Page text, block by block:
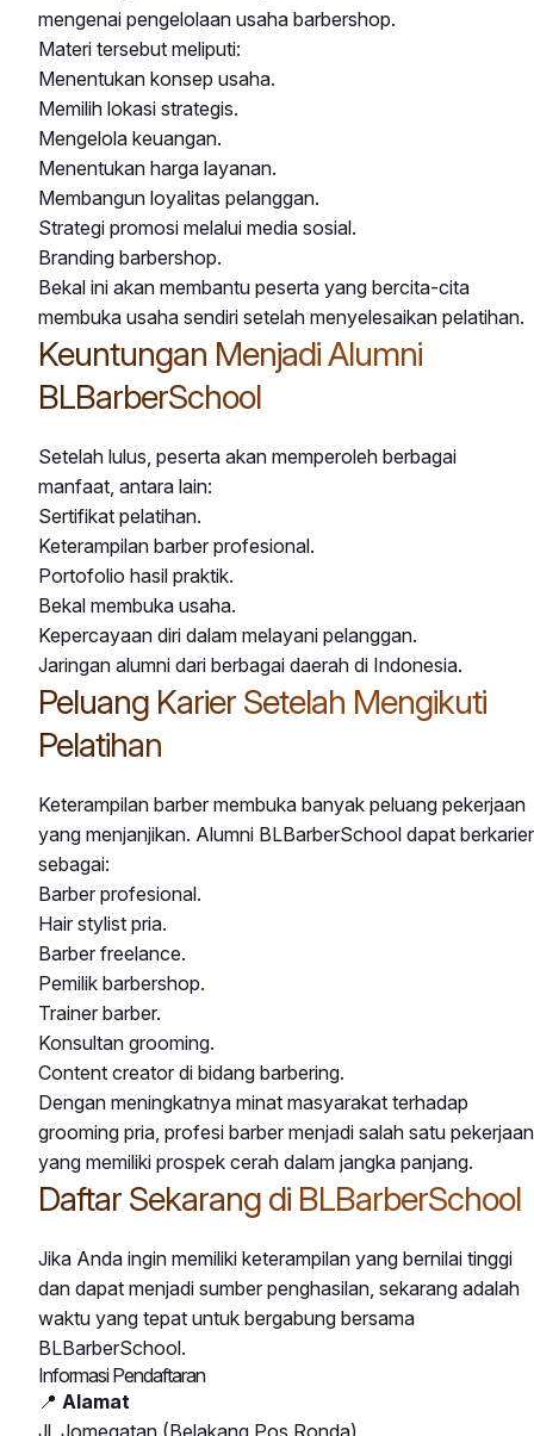
mengenai pengelolaan usaha barbershop.
Materi tersebut meliputi:
Menentukan konsep usaha.
Memilih lokasi strategis.
Mengelola keuangan.
Menentukan harga layanan.
Membangun loyalitas pelanggan.
Strategi promosi melalui media sosial.
Branding barbershop.
Bekal ini akan membantu peserta yang bercita-cita
membuka usaha sendiri setelah menyelesaikan pelatihan.
Keuntungan Menjadi Alumni
BLBarberSchool
Setelah lulus, peserta akan memperoleh berbagai
manfaat, antara lain:
Sertifikat pelatihan.
Keterampilan barber profesional.
Portofolio hasil praktik.
Bekal membuka usaha.
Kepercayaan diri dalam melayani pelanggan.
Jaringan alumni dari berbagai daerah di Indonesia.
Peluang Karier Setelah Mengikuti
Pelatihan
Keterampilan barber membuka banyak peluang pekerjaan
yang menjanjikan. Alumni BLBarberSchool dapat berkarier
sebagai:
Barber profesional.
Hair stylist pria.
Barber freelance.
Pemilik barbershop.
Trainer barber.
Konsultan grooming.
Content creator di bidang barbering.
Dengan meningkatnya minat masyarakat terhadap
grooming pria, profesi barber menjadi salah satu pekerjaan
yang memiliki prospek cerah dalam jangka panjang.
Daftar Sekarang di BLBarberSchool
Jika Anda ingin memiliki keterampilan yang bernilai tinggi
dan dapat menjadi sumber penghasilan, sekarang adalah
waktu yang tepat untuk bergabung bersama
BLBarberSchool.
Informasi Pendaftaran
📍 Alamat
Jl. Jomegatan (Belakang Pos Ronda)